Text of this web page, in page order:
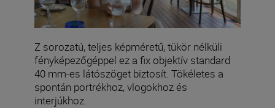
Z sorozatú, teljes képméretű, tükör nélküli
fényképezőgéppel ez a fix objektív standard
40 mm-es látószöget biztosít. Tökéletes a
spontán portrékhoz, vlogokhoz és
interjúkhoz.